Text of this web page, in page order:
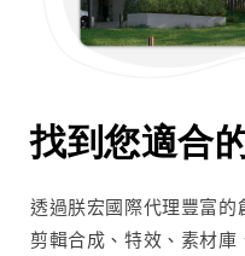
找到您適合
透過朕宏國際代理豐富的
剪輯合成、特效、素材